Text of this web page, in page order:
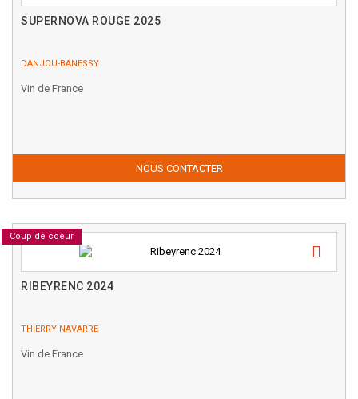
SUPERNOVA ROUGE 2025
DANJOU-BANESSY
Vin de France
NOUS CONTACTER
Coup de coeur
RIBEYRENC 2024
THIERRY NAVARRE
Vin de France